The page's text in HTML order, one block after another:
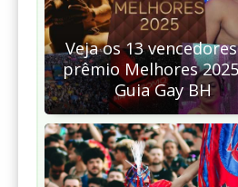
Veja os 13
prêmio Melhores
Guia Gay BH